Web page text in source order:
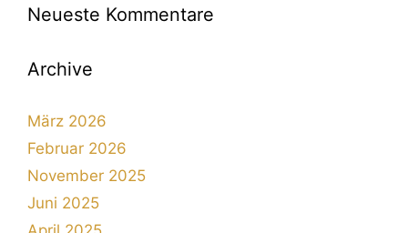
Neueste Kommentare
Archive
März 2026
Februar 2026
November 2025
Juni 2025